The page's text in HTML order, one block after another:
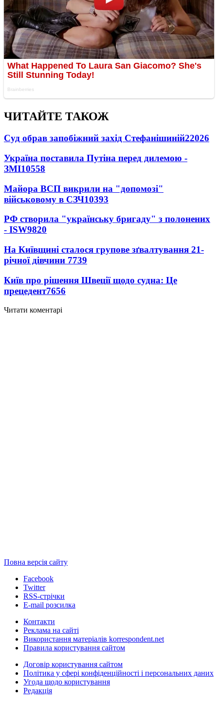
ЧИТАЙТЕ ТАКОЖ
Суд обрав запобіжний захід Стефанішиній22026
Україна поставила Путіна перед дилемою -
ЗМІ10558
Майора ВСП викрили на "допомозі"
військовому в СЗЧ10393
РФ створила "українську бригаду" з полонених
- ISW9820
На Київщині сталося групове зґвалтування 21-
річної дівчини 7739
Київ про рішення Швеції щодо судна: Це
прецедент7656
Читати коментарі
Повна версія сайту
Facebook
Twitter
RSS-стрічки
E-mail розсилка
Контакти
Реклама на сайті
Використання матеріалів korrespondent.net
Правила користування сайтом
Договір користування сайтом
Політика у сфері конфіденційності і персональних даних
Угода щодо користування
Редакція